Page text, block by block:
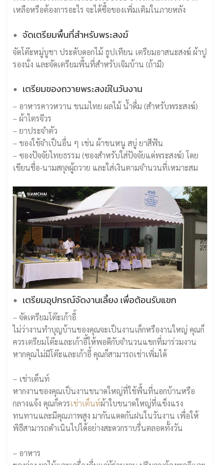
เหลือหรือต้องการอะไร จะได้ซื้อของเพิ่มเติมในภายหลัง
จัดเตรียมพื้นที่สำหรับพระสงฆ์
จัดโต๊ะหมู่บูชา ประดับดอกไม้ ธูปเทียน เตรียมอาสนะสงฆ์ ผ้าปู
รองนั่ง และจัดเตรียมพื้นที่สำหรับเจิมบ้าน (ถ้ามี)
เตรียมของถวายพระสงฆ์ในวันงาน
– อาหารคาวหวาน ขนมไทย ผลไม้ น้ำดื่ม (สำหรับพระสงฆ์)
– ผ้าไตรจีวร
– ยาประจำตัว
– ของใช้จำเป็นอื่น ๆ เช่น ผ้าขนหนู สบู่ ยาสีฟัน
– ซองปัจจัยไทยธรรม (ซองสำหรับใส่ปัจจัยแด่พระสงฆ์) โดย
เขียนชื่อ-นามสกุลผู้ถวาย และใส่เงินตามจำนวนที่เหมาะสม
เตรียมอุปกรณ์จัดงานเลี้ยง เพื่อต้อนรับแขก
– จัดเตรียมโต๊ะเก้าอี้
ไม่ว่างานทำบุญบ้านของคุณจะเป็นงานเล็กหรืองานใหญ่ คุณก็
ควรเตรียมโต๊ะและเก้าอี้ให้พอดีกับจำนวนแขกที่มาร่วมงาน
หากคุณไม่มีโต๊ะและเก้าอี้ คุณก็สามารถเช่าเพิ่มได้
– เช่าเต็นท์
หากงานของคุณเป็นงานขนาดใหญ่ที่ใช้พื้นที่นอกบ้านหรือ
กลางแจ้ง คุณก็ควรเช่าเต็นท์ผ้าใบขนาดใหญ่ที่แข็งแรง
ทนทานและมีคุณภาพสูง มากันแดดกันฝนในวันงาน เพื่อให้
พิธีสามารถดำเนินไปได้อย่างสะดวกราบรื่นตลอดทั้งวัน
– อาหาร